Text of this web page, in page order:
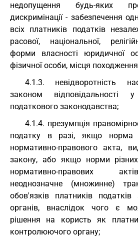
недопущення будь-яких
дискримінації - забезпечення
всіх платників податків
расової, національної,
форми власності юридичної
фізичної особи, місця
4.1.3. невідворотність
законом відповідальності
податкового законодавства;
4.1.4. презумпція
податку в разі, якщо норма
нормативно-правового акта,
закону, або якщо норми
нормативно-правових
неоднозначне (множинне)
обов'язків платників
органів, внаслідок чого є
рішення на користь як
контролюючого органу;